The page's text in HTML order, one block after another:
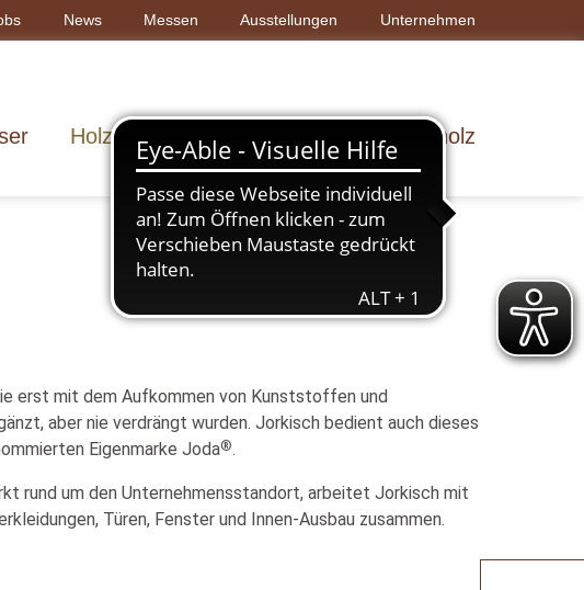
News Messen Ausstellungen Unternehmen
Holz & Bau Dach & Wand Rohholz
erst mit dem Aufkommen von Kunststoffen und
aber nie verdrängt wurden. Jorkisch bedient auch dieses
Eigenmarke Joda®.
rund um den Unternehmensstandort, arbeitet Jorkisch mit
Türen, Fenster und Innen-Ausbau zusammen.